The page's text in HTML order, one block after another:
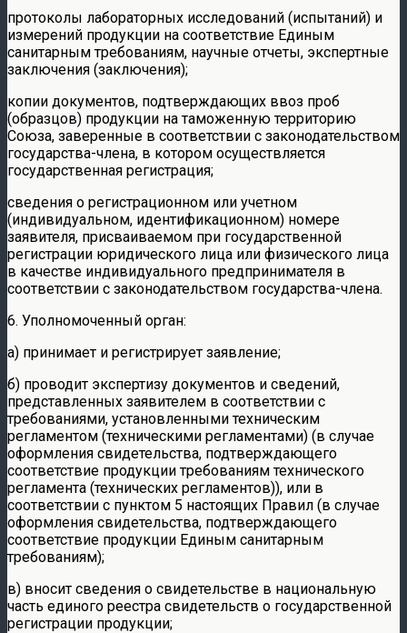
протоколы лабораторных исследований (испытаний) и
измерений продукции на соответствие Единым
санитарным требованиям, научные отчеты, экспертные
заключения (заключения);
копии документов, подтверждающих ввоз проб
(образцов) продукции на таможенную территорию
Союза, заверенные в соответствии с законодательством
государства-члена, в котором осуществляется
государственная регистрация;
сведения о регистрационном или учетном
(индивидуальном, идентификационном) номере
заявителя, присваиваемом при государственной
регистрации юридического лица или физического лица
в качестве индивидуального предпринимателя в
соответствии с законодательством государства-члена.
6. Уполномоченный орган:
а) принимает и регистрирует заявление;
б) проводит экспертизу документов и сведений,
представленных заявителем в соответствии с
требованиями, установленными техническим
регламентом (техническими регламентами) (в случае
оформления свидетельства, подтверждающего
соответствие продукции требованиям технического
регламента (технических регламентов)), или в
соответствии с пунктом 5 настоящих Правил (в случае
оформления свидетельства, подтверждающего
соответствие продукции Единым санитарным
требованиям);
в) вносит сведения о свидетельстве в национальную
часть единого реестра свидетельств о государственной
регистрации продукции;